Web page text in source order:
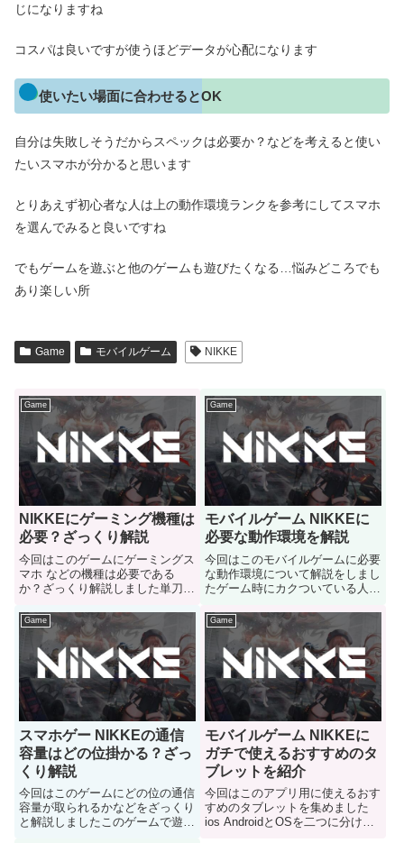
じになりますね
コスパは良いですが使うほどデータが心配になります
使いたい場面に合わせるとOK
自分は失敗しそうだからスペックは必要か？などを考えると使い
たいスマホが分かると思います
とりあえず初心者な人は上の動作環境ランクを参考にしてスマホ
を選んでみると良いですね
でもゲームを遊ぶと他のゲームも遊びたくなる…悩みどころでも
あり楽しい所
Game モバイルゲーム NIKKE
Game
NIKKEにゲーミング機種は
必要？ざっくり解説
今回はこのゲームにゲーミングス
マホ などの機種は必要である
か？ざっくり解説しました単刀直
ミング機種は必要なのですかとい
う人はご参考にどうぞ
Game
モバイルゲーム NIKKEに
必要な動作環境を解説
今回はこのモバイルゲームに必要
な動作環境について解説をしまし
たゲーム時にカクついている人は
Game
スマホゲー NIKKEの通信
容量はどの位掛かる？ざっ
くり解説
今回はこのゲームにどの位の通信
容量が取られるかなどをざっくり
と解説しましたこのゲームで遊ぶ
Game
モバイルゲーム NIKKEに
ガチで使えるおすすめのタ
ブレットを紹介
今回はこのアプリ用に使えるおす
すめのタブレットを集めました
ios AndroidとOSを二つに分けて